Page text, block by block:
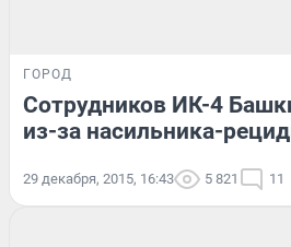
ГОРОД
Сотрудников ИК-4
из-за насильника-
29 декабря, 2015, 16:43 5 821 11